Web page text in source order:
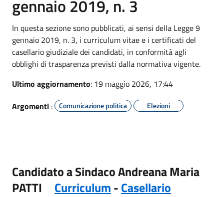
gennaio 2019, n. 3
In questa sezione sono pubblicati, ai sensi della Legge 9
gennaio 2019, n. 3, i curriculum vitae e i certificati del
casellario giudiziale dei candidati, in conformità agli
obblighi di trasparenza previsti dalla normativa vigente.
Ultimo aggiornamento: 19 maggio 2026, 17:44
Argomenti : Comunicazione politica Elezioni
Candidato a Sindaco Andreana Maria
PATTI Curriculum-Casellario